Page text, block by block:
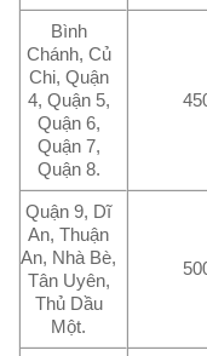
Bình
Chánh, Củ
Chi, Quận
4, Quận 5,
Quận 6,
Quận 7,
Quận 8.
Quận 9, Dĩ
An, Thuận
An, Nhà Bè,
Tân Uyên,
Thủ Dầu
Một.